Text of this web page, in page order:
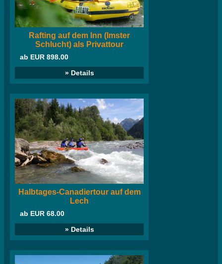
Rafting auf dem Inn (Imster
Schlucht) als Privattour
ab EUR 898.00
» Details
Halbtages-Canadiertour auf dem
Lech
ab EUR 68.00
» Details